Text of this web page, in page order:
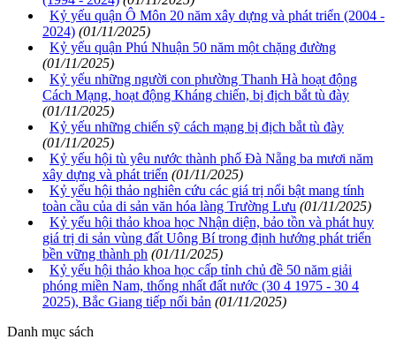
Kỷ yếu quận Ô Môn 20 năm xây dựng và phát triển (2004 -
2024) (01/11/2025)
Kỷ yếu quận Phú Nhuận 50 năm một chặng đường
(01/11/2025)
Kỷ yếu những người con phường Thanh Hà hoạt động
Cách Mạng, hoạt động Kháng chiến, bị địch bắt tù đày
(01/11/2025)
Kỷ yếu những chiến sỹ cách mạng bị địch bắt tù đày
(01/11/2025)
Kỷ yếu hội tù yêu nước thành phố Đà Nẵng ba mươi năm
xây dựng và phát triển (01/11/2025)
Kỷ yếu hội thảo nghiên cứu các giá trị nổi bật mang tính
toàn cầu của di sản văn hóa làng Trường Lưu (01/11/2025)
Kỷ yếu hội thảo khoa học Nhận diện, bảo tồn và phát huy
giá trị di sản vùng đất Uông Bí trong định hướng phát triển
bền vững thành ph (01/11/2025)
Kỷ yếu hội thảo khoa học cấp tỉnh chủ đề 50 năm giải
phóng miền Nam, thống nhất đất nước (30 4 1975 - 30 4
2025), Bắc Giang tiếp nối bản (01/11/2025)
Danh mục sách